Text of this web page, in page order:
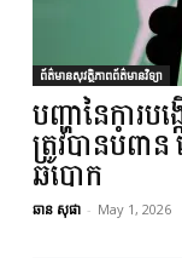
ព័ត៌មានសុវត្ថិភាពព័ត៌មានវិទ្យា
បញ្ហានៃការ
ត្រូវបានបំពា
ឆបោក
ឆាន សុផា - May 1, 2026